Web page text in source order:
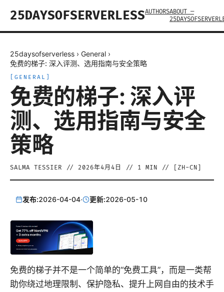
25DAYSOFSERVERLESSAUTHORSABOUT —
25daysofserverless › General ›
免费的梯子: 深入评测、选用指南与安全策略
GENERAL
免费的梯子: 深入评
测、选用指南与安全
策略
SALMA TESSIER // 2026年4月4日 // 1 MIN // [ ZH-CN
发布:2026-04-04· 更新:2026-05-10
免费的梯子并不是一个简单的“免费工具”，而是一类帮
助你绕过地理限制、保护隐私、提升上网自由的技术手